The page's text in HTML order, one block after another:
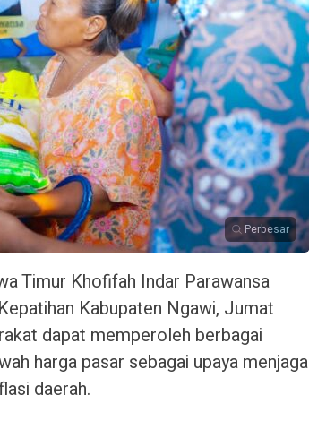
Perbesar
Timur Khofifah Indar Parawansa
Kabupaten Ngawi, Jumat
dapat memperoleh berbagai
harga pasar sebagai upaya menjaga
daerah.